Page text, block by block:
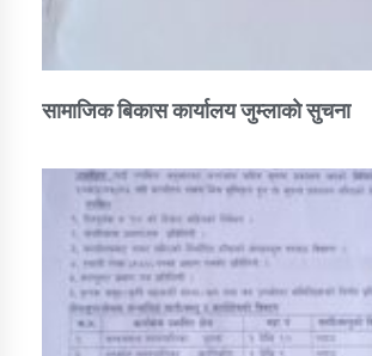
सामाजिक बिकास कार्यालय जुम्लाकाे सुचना